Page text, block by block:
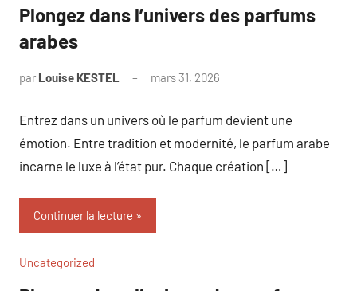
Plongez dans l’univers des parfums
arabes
par Louise KESTEL mars 31, 2026
Entrez dans un univers où le parfum devient une
émotion. Entre tradition et modernité, le parfum arabe
incarne le luxe à l’état pur. Chaque création […]
Continuer la lecture
Uncategorized